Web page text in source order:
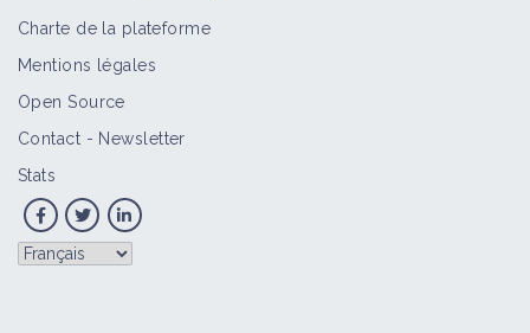
Charte de la plateforme
Mentions légales
Open Source
Contact - Newsletter
Stats